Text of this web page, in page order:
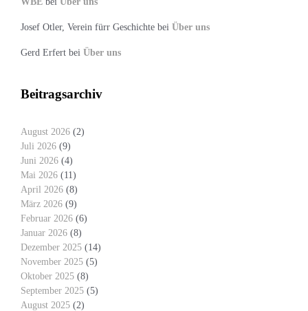
Josef Otler, Verein fürr Geschichte bei Über uns
Gerd Erfert bei Über uns
Beitragsarchiv
August 2026 (2)
Juli 2026 (9)
Juni 2026 (4)
Mai 2026 (11)
April 2026 (8)
März 2026 (9)
Februar 2026 (6)
Januar 2026 (8)
Dezember 2025 (14)
November 2025 (5)
Oktober 2025 (8)
September 2025 (5)
August 2025 (2)